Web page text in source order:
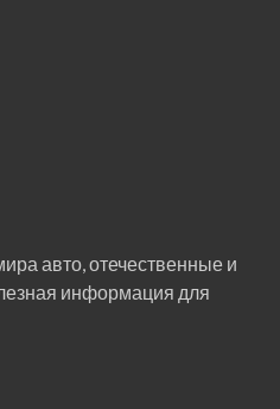
авто, отечественные и
информация для